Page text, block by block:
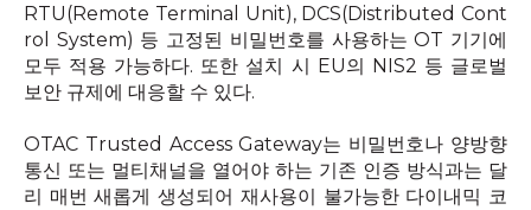
RTU(Remote Terminal Unit), DCS(Distributed Cont
rol System) 등 고정된 비밀번호를 사용하는OT 기기에
모두 적용 가능하다. 또한 설치 시 EU의 NIS2 등 글로벌
보안 규제에 대응할 수 있다.
OTAC Trusted Access Gateway는 비밀번호나 양방향
통신 또는 멀티채널을 열어야 하는 기존 인증 방식과는 달
리 매번 새롭게 생성되어 재사용이 불가능한 다이내믹 코